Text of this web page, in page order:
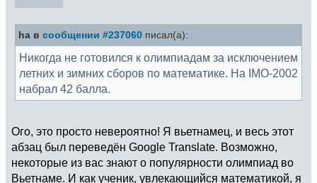
ha в сообщении #237060 писал(а):
Никогда не готовился к олимпиадам за исключением
летних и зимних сборов по математике. На IMO-2002
набрал 42 балла.
Ого, это просто невероятно! Я вьетнамец, и весь этот
абзац был переведён Google Translate. Возможно,
некоторые из вас знают о популярности олимпиад во
Вьетнаме. И как ученик, увлекающийся математикой, я